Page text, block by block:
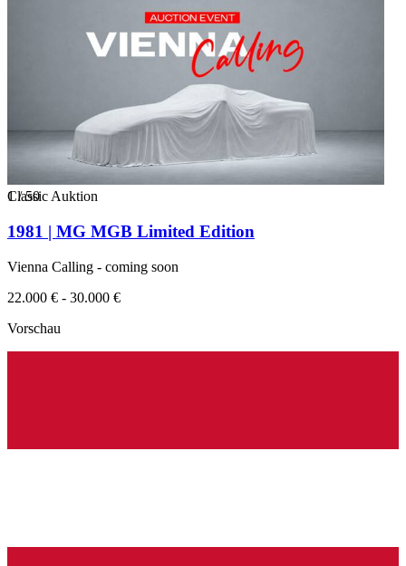
1/50
Classic Auktion
1981 | MG MGB Limited Edition
Vienna Calling - coming soon
22.000 € - 30.000 €
Vorschau